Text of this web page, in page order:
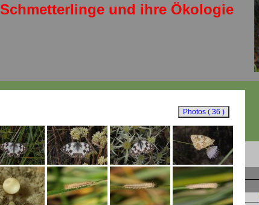
Schmetterlinge und ihre Ökologie